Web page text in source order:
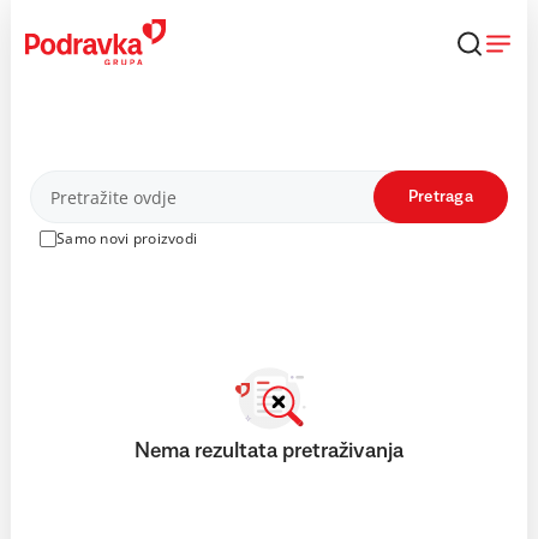
content
Proizvodi
Samo novi proizvodi
Pretraga
Nema rezultata pretraživanja